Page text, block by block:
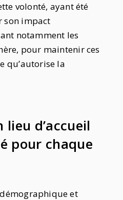
volonté, ayant été
son impact
notamment les
pour maintenir ces
qu’autorise la
lieu d’accueil
pour chaque
et